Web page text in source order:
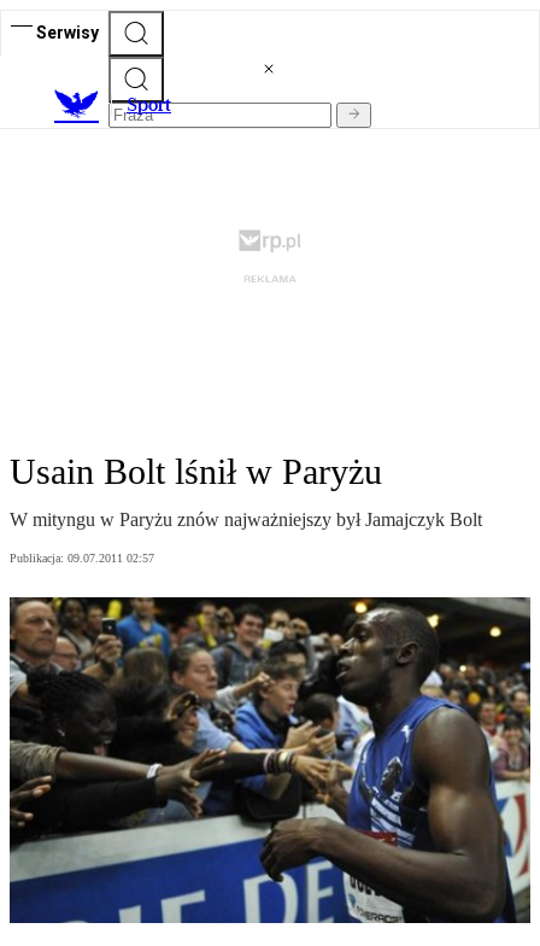
Serwisy
Sport
Usain Bolt lśnił w Paryżu
W mityngu w Paryżu znów najważniejszy był Jamajczyk Bolt
Publikacja: 09.07.2011 02:57